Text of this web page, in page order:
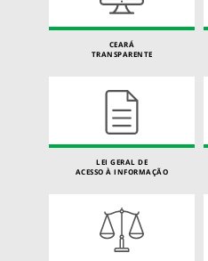
CEARÁ
TRANSPARENTE
LEI GERAL DE
ACESSO À INFORMAÇÃO